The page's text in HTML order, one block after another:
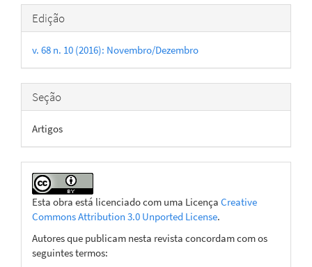
Detalhes
do
artigo
Edição
v. 68 n. 10 (2016): Novembro/Dezembro
Seção
Artigos
Esta obra está licenciado com uma Licença Creative
Commons Attribution 3.0 Unported License.
Autores que publicam nesta revista concordam com os
seguintes termos: